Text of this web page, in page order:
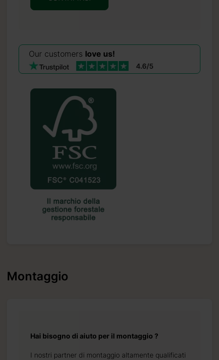
Our customers love us!
Montaggio
Hai bisogno di aiuto per il montaggio ?
I nostri partner di montaggio altamente qualificati